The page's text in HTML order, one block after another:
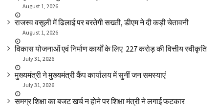
August 1, 2026
राजस्व वसूली में ढिलाई पर बरतेगी सख्ती, डीएम ने दी कड़ी चेतावनी
August 1, 2026
विकास योजनाओं एवं निर्माण कार्यों के लिए ₹ 227 करोड़ की वित्तीय स्वीकृति
July 31, 2026
मुख्यमंत्री ने मुख्यमंत्री कैंप कार्यालय में सुनीं जन समस्याएं
July 31, 2026
समग्र शिक्षा का बजट खर्च न होने पर शिक्षा मंत्री ने लगाई फटकार